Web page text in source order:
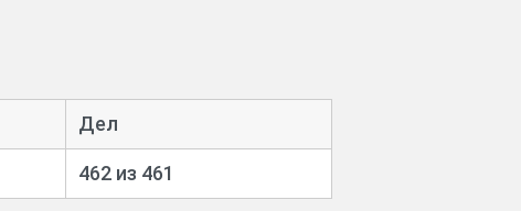
Дел
462 из 461